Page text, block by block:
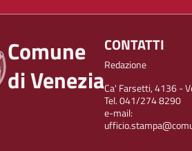
Comune
di Venezia
CONTATTI
Redazione
Ca' Farsetti, 4136 -
Tel. 041/274 8290
e-mail: